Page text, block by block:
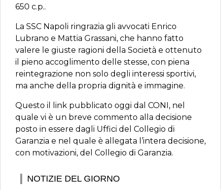
650 c.p..
La SSC Napoli ringrazia gli avvocati Enrico
Lubrano e Mattia Grassani, che hanno fatto
valere le giuste ragioni della Società e ottenuto
il pieno accoglimento delle stesse, con piena
reintegrazione non solo degli interessi sportivi,
ma anche della propria dignità e immagine.
Questo il link pubblicato oggi dal CONI, nel
quale vi è un breve commento alla decisione
posto in essere dagli Uffici del Collegio di
Garanzia e nel quale è allegata l’intera decisione,
con motivazioni, del Collegio di Garanzia.
NOTIZIE DEL GIORNO